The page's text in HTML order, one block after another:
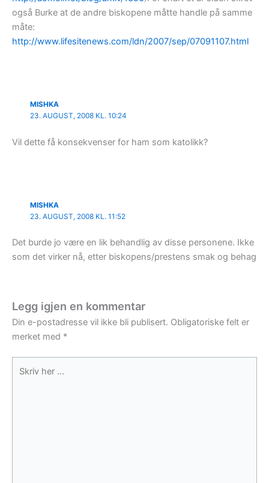
også Burke at de andre biskopene måtte handle på samme
måte:
http://www.lifesitenews.com/ldn/2007/sep/07091107.html
MISHKA
23. AUGUST, 2008 KL. 10:24
Vil dette få konsekvenser for ham som katolikk?
MISHKA
23. AUGUST, 2008 KL. 11:52
Det burde jo være en lik behandlig av disse personene. Ikke
som det virker nå, etter biskopens/prestens smak og behag
Legg igjen en kommentar
Din e-postadresse vil ikke bli publisert. Obligatoriske felt er
merket med *
her